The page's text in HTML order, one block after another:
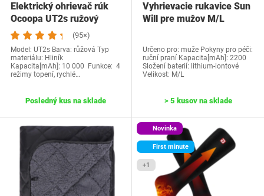
Elektrický ohrievač rúk
Ocoopa ‎UT2s ružový
(95×)
Model: ‎UT2s Barva: růžová Typ
materiálu‎: Hliník
Kapacita[mAh]: 10 000 Funkce: 4
režimy topení, rychlé…
Posledný kus na sklade
Vyhrievacie rukavice Sun
Will pre mužov M/L
Určeno pro: muže Pokyny pro péči:
ruční praní Kapacita[mAh]: 2200
Složení baterií: lithium-iontové
Velikost: M/L
> 5 kusov na sklade
Novinka
First minute
+1